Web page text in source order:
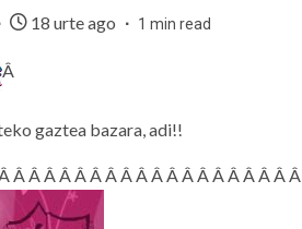
18 urte ago 1 min read
Â
gaztea bazara, adi!!
Â Â Â Â Â Â Â Â Â Â Â Â Â Â Â Â Â Â